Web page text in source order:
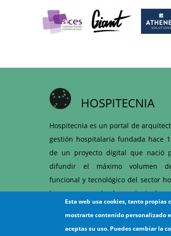
HOSPITECNIA
Hospitecnia es un portal de
gestión hospitalaria fundada hace
de un proyecto digital que nació
difundir el máximo volumen
funcional y tecnológico del sector
hoy es una de las principales
articulación entre hospitales y
ámbito sanitario.
Esta web usa cookies, tanto
mostrarte contenido personalizado
aceptas su uso. Puedes cambiar la